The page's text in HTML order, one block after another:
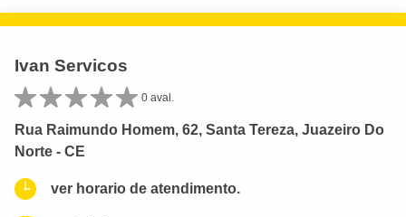
Ivan Servicos
0 aval.
Rua Raimundo Homem, 62, Santa Tereza, Juazeiro Do
Norte - CE
ver horario de atendimento.